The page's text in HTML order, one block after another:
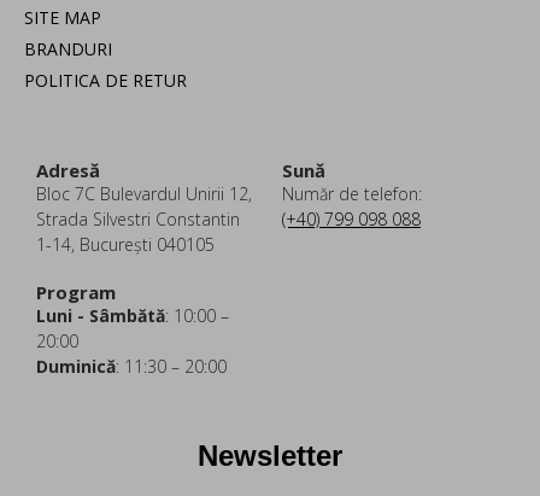
SITE MAP
BRANDURI
POLITICA DE RETUR
Adresă
Bloc 7C Bulevardul Unirii 12,
Strada Silvestri Constantin
1-14, București 040105
Sună
Număr de telefon:
(+40) 799 098 088
Program
Luni - Sâmbătă: 10:00 –
20:00
Duminică: 11:30 – 20:00
Newsletter